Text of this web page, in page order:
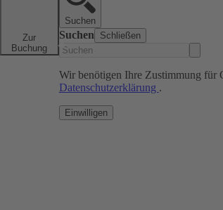
Zur
Buchung
Suchen
Suchen Schließen
Wir benötigen Ihre Zustimmung für
Datenschutzerklärung .
Einwilligen